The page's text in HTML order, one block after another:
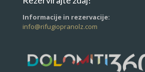
Informacije in rezervacije:
info@rifugiopranolz.com